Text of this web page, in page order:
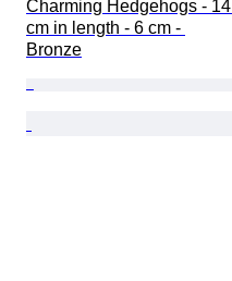
Charming Hedgehogs - 14
cm in length - 6 cm -
Bronze